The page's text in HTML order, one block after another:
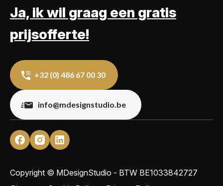
Ja, ik wil graag een gratis
prijsofferte!
+32 (0) 486 67 00 30
info@mdesignstudio.be
Copyright © MDesignStudio - BTW BE1033842727